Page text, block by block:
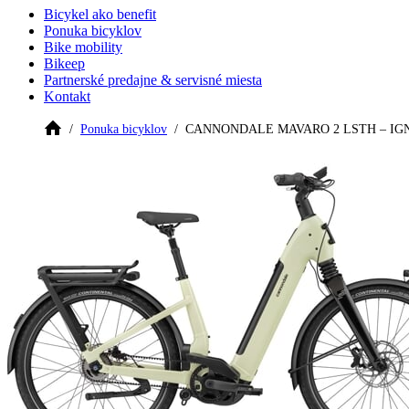
Bicykel ako benefit
Ponuka bicyklov
Bike mobility
Bikeep
Partnerské predajne & servisné miesta
Kontakt
Ponuka bicyklov CANNONDALE MAVARO 2 LSTH –